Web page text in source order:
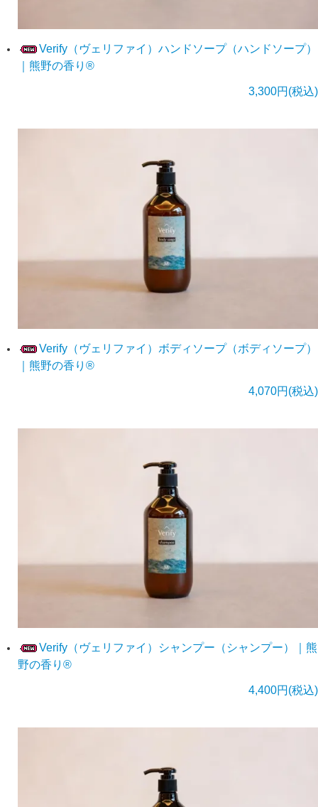
Verify（ヴェリファイ）ハンドソープ（ハンドソープ）
｜熊野の香り®
3,300円(税込)
Verify（ヴェリファイ）ボディソープ（ボディソープ）
｜熊野の香り®
4,070円(税込)
Verify（ヴェリファイ）シャンプー（シャンプー）｜熊
野の香り®
4,400円(税込)